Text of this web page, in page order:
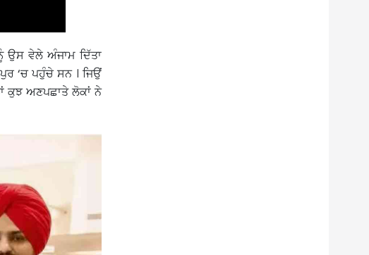
ਉਸ ਵੇਲੇ ਅੰਜਾਮ ਦਿੱਤਾ
‘ਚ ਪਹੁੰਚੇ ਸਨ । ਜਿਉਂ
ਕੁਝ ਅਣਪਛਾਤੇ ਲੋਕਾਂ ਨੇ